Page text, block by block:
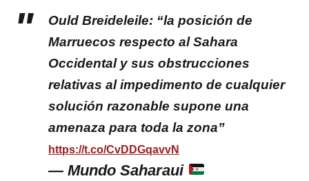
Ould Breideleile: “la posición de
Marruecos respecto al Sahara
Occidental y sus obstrucciones
relativas al impedimento de cualquier
solución razonable supone una
amenaza para toda la zona”
https://t.co/CvDDGqavvN
— Mundo Saharaui